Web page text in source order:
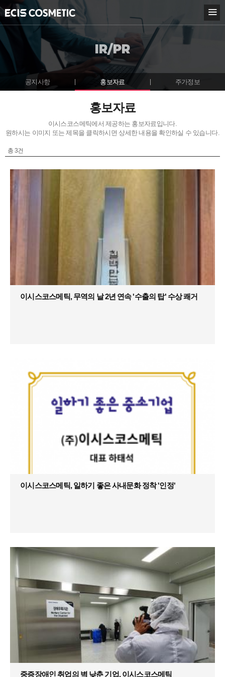
ECIS
사항
정보
CENTER
IR/PR
공지사항 홍보자료 주가정보
홍보자료
이시스코스메틱에서 제공하는 홍보자료입니다.
원하시는 이미지 또는 제목을 클릭하시면 상세한 내용을 확인하실 수 있습니다.
총 3건
이시스코스메틱, 무역의 날 2년 연속 '수출의 탑' 수상 쾌거
이시스코스메틱, 일하기 좋은 사내문화 정착 '인정'
중증장애인 취업의 벽 낮춘 기업, 이시스코스메틱